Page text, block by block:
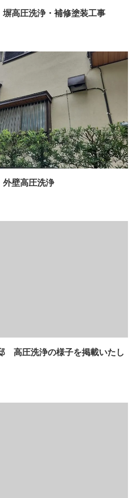
高圧洗浄・補修塗装工事
壁高圧洗浄
高圧洗浄の様子を掲載いたし